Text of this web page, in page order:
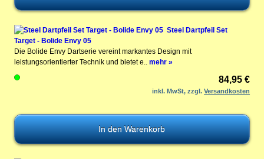
Steel Dartpfeil Set
Target - Bolide Envy 05
Die Bolide Envy Dartserie vereint markantes Design mit
leistungsorientierter Technik und bietet e.. mehr »
84,95 €
inkl. MwSt, zzgl.Versandkosten